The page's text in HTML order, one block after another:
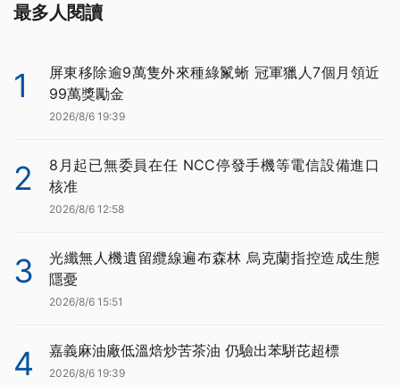
最多人閱讀
1
屏東移除逾9萬隻外來種綠鬣蜥 冠軍獵人7個月領近
99萬獎勵金
2026/8/6 19:39
2
8月起已無委員在任 NCC停發手機等電信設備進口
核准
2026/8/6 12:58
3
光纖無人機遺留纜線遍布森林 烏克蘭指控造成生態
隱憂
2026/8/6 15:51
4 嘉義麻油廠低溫焙炒苦茶油 仍驗出苯駢芘超標
2026/8/6 19:39